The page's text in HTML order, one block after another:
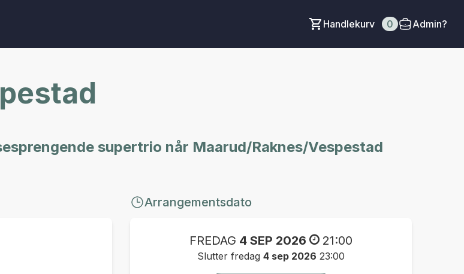
Handlekurv 0 Admin?
supertrio når Maarud/Raknes/Vespestad
Arrangementsdato
FREDAG 4 SEP 2026 21:00
Slutter fredag 4 sep 2026 23:00